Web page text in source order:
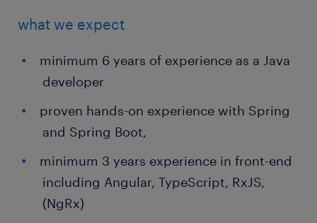
what we expect
minimum 6 years of experience as a Java
developer
proven hands-on experience with Spring
and Spring Boot,
minimum 3 years experience in front-end
including Angular, TypeScript, RxJS,
(NgRx)